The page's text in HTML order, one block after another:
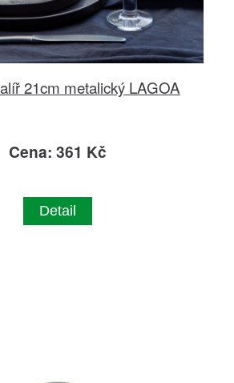
21cm metalický LAGOA
Cena: 361 Kč
Detail